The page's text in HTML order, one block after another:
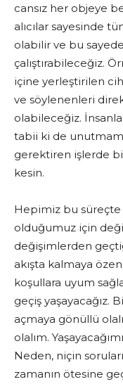
cansız her objeye
alıcılar sayesinde
olabilir ve bu
çalıştırabileceğiz.
içine yerleştirilen
ve söylenenleri
olabileceğiz.
tabii ki de
gerektiren işlerde
kesin.
Hepimiz bu süreçte
olduğumuz için
değişimlerden
akışta kalmaya
koşullara uyum
geçiş yaşayacağız.
açmaya gönüllü
olalım.
Neden, niçin
zamanın ötesine